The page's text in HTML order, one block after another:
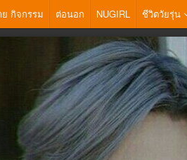
ย กิจกรรม ต่อนอก NUGIRL ชีวิตวัยรุ่น